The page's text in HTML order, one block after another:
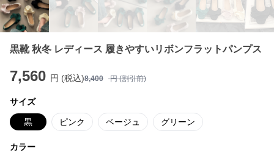
黒靴 秋冬 レディース 履きやすいリボンフラットパンプス
7,560 円 (税込)8,400 円 (割引前)
サイズ
黒 ピンク ベージュ グリーン
カラー